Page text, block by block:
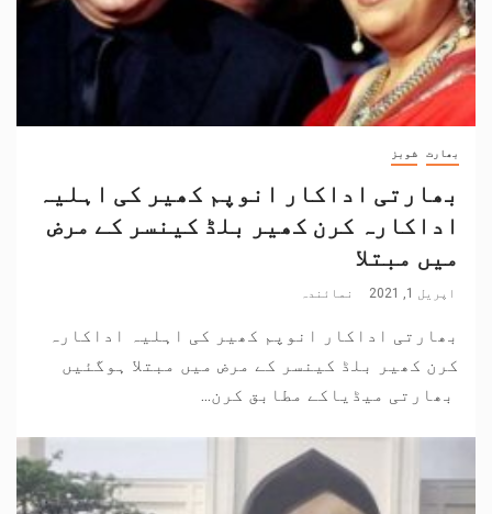
بھارت شوبز
بھارتی اداکار انوپم کھیر کی اہلیہ
اداکارہ کرن کھیر بلڈ کینسر کے مرض
میں مبتلا
اپریل 1, 2021 نمائندہ
بھارتی اداکار انوپم کھیر کی اہلیہ اداکارہ
کرن کھیر بلڈ کینسر کے مرض میں مبتلا ہوگئیں
بھارتی میڈیاکے مطابق کرن...